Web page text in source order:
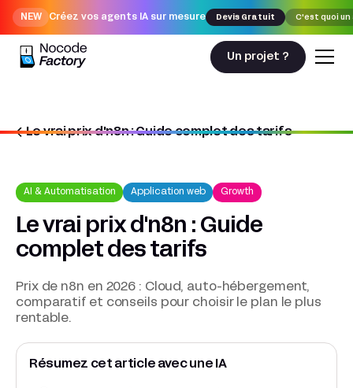
NEW Créez vos agents IA sur mesure Devis Gratuit C'est quoi un
Un projet ?
Le vrai prix d'n8n : Guide complet des tarifs
Nocodefactory
AI & Automatisation Application web Growth
Le vrai prix d'n8n : Guide
complet des tarifs
Prix de n8n en 2026 : Cloud, auto-hébergement,
comparatif et conseils pour choisir le plan le plus
rentable.
Résumez cet article avec une IA